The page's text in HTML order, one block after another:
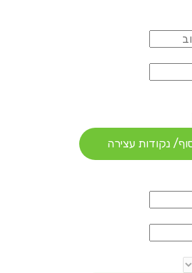
נקודות עצירה